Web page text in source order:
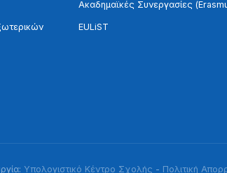
Ακαδημαϊκές Συνεργασίες
EULiST
Υπολογιστικό Κέντρο Σχολής - Πολιτική